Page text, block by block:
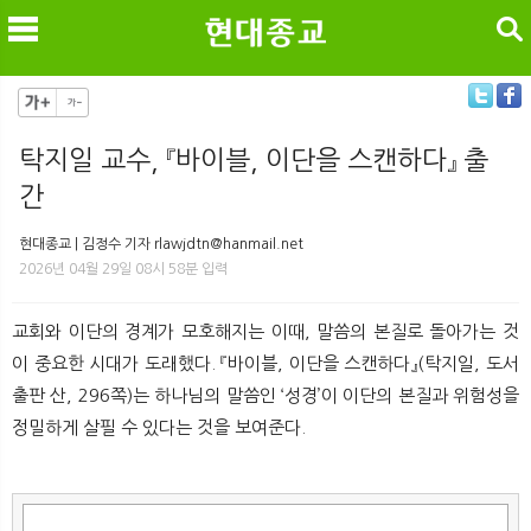
메
검색
탁지일 교수, 『바이블, 이단을 스캔하다』 출
간
현대종교 | 김정수 기자 rlawjdtn@hanmail.net
2026년 04월 29일 08시 58분 입력
교회와 이단의 경계가 모호해지는 이때, 말씀의 본질로 돌아가는 것
이 중요한 시대가 도래했다. 『바이블, 이단을 스캔하다』(탁지일, 도서
출판 산, 296쪽)는 하나님의 말씀인 ‘성경’이 이단의 본질과 위험성을
정밀하게 살필 수 있다는 것을 보여준다.